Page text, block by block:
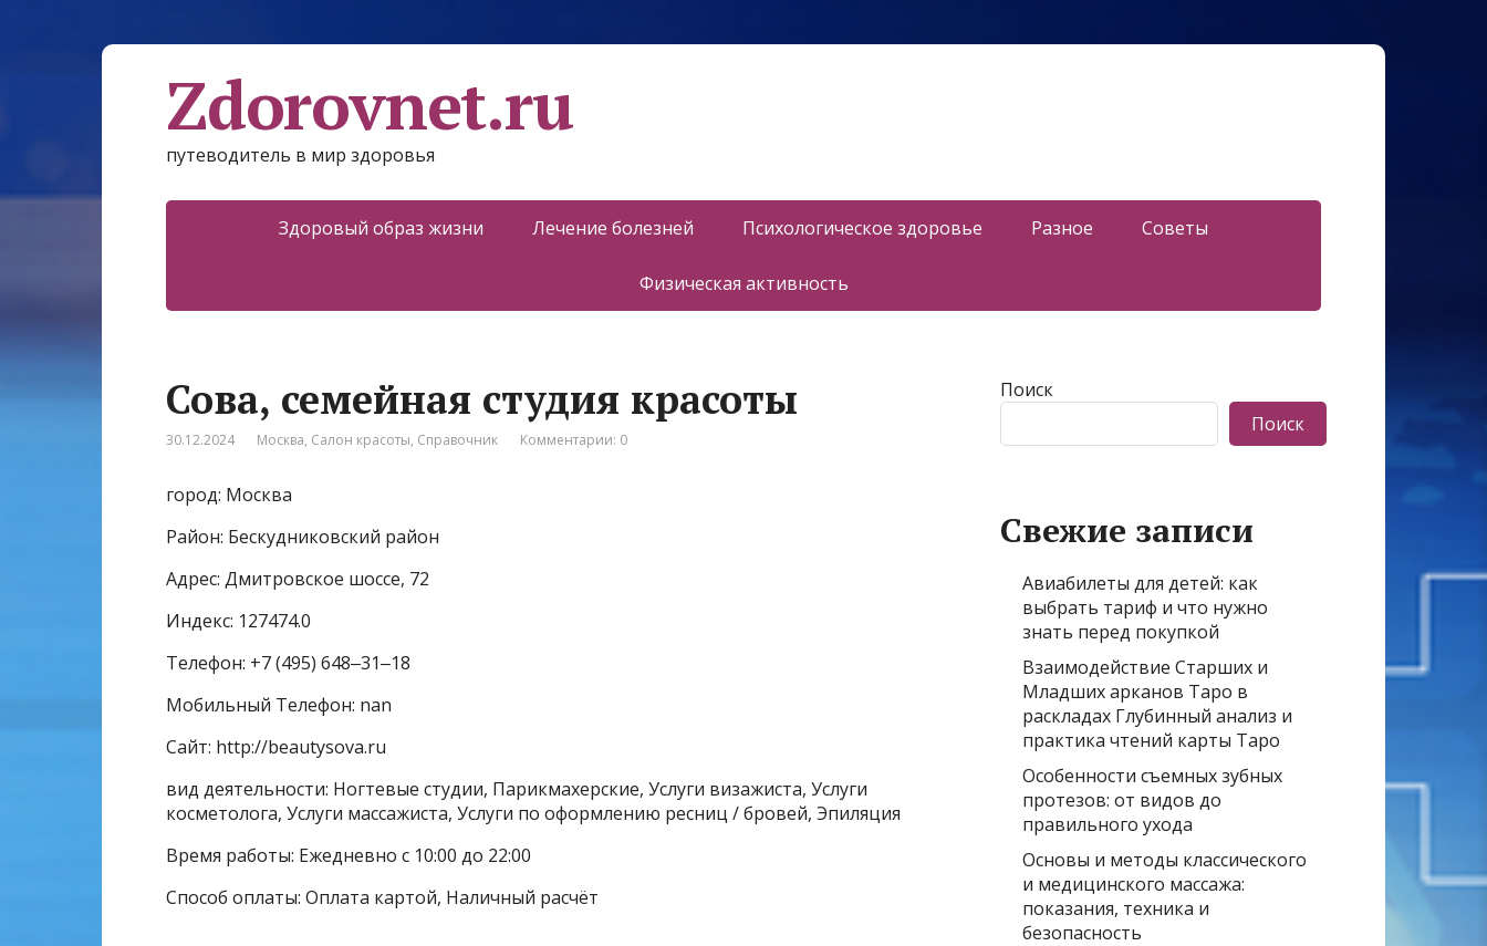
Zdorovnet.ru
путеводитель в мир здоровья
Здоровый образ жизни Лечение болезней Психологическое здоровье Разное Советы
Физическая активность
Сова, семейная студия красоты
30.12.2024 Москва, Салон красоты, Справочник Комментарии: 0
город: Москва
Район: Бескудниковский район
Адрес: Дмитровское шоссе, 72
Индекс: 127474.0
Телефон: +7 (495) 648‒31‒18
Мобильный Телефон: nan
Сайт: http://beautysova.ru
вид деятельности: Ногтевые студии, Парикмахерские, Услуги визажиста, Услуги
косметолога, Услуги массажиста, Услуги по оформлению ресниц / бровей, Эпиляция
Время работы: Ежедневно с 10:00 до 22:00
Способ оплаты: Оплата картой, Наличный расчёт
Поиск
Поиск
Свежие записи
Авиабилеты для детей: как
выбрать тариф и что нужно
знать перед покупкой
Взаимодействие Старших и
Младших арканов Таро в
раскладах Глубинный анализ и
практика чтений карты Таро
Особенности съемных зубных
протезов: от видов до
правильного ухода
Основы и методы классического
и медицинского массажа:
показания, техника и
безопасность